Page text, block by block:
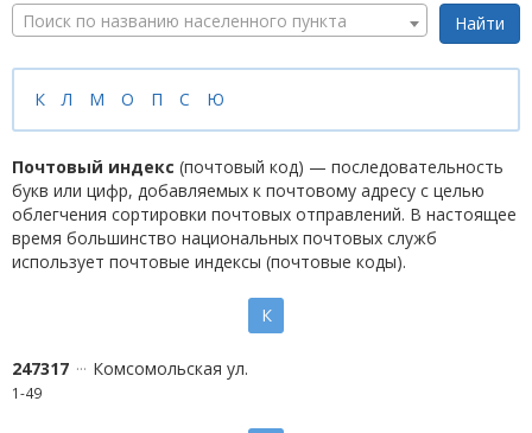
Поиск по названию населенного пункта
К Л М О П С Ю
Почтовый индекс (почтовый код) — последовательность
букв или цифр, добавляемых к почтовому адресу с целью
облегчения сортировки почтовых отправлений. В настоящее
время большинство национальных почтовых служб
использует почтовые индексы (почтовые коды).
К
247317 Комсомольская ул.
1-49